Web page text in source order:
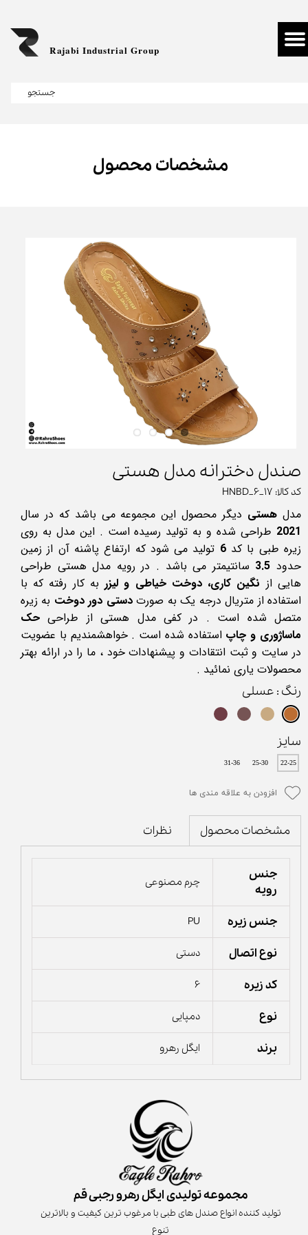
جستجو
Rajabi Industrial Group
مشخصات محصول
صندل دخترانه مدل هستی
کد کالا: HNBD_6_17
مدل هستی دیگر محصول این مجموعه می باشد که در سال
2021 طراحی شده و به تولید رسیده است . این مدل به روی
زیره طبی با کد6 تولید می شود که ارتفاع پاشنه آن از زمین
حدود 3.5 سانتیمتر می باشد . در رویه مدل هستی طراحی
هایی از نگین کاری، دوخت خیاطی و لیزربه کار رفته که با
استفاده از متریال درجه یک به صورتدستی دور دوخت به زیره
متصل شده است . در کفی مدل هستی از طراحی حک
ماساژوری و چاپ استفاده شده است . خواهشمندیم با عضویت
در سایت و ثبت انتقادات و پیشنهادات خود ، ما را در ارائه بهتر
محصولات یاری نمائید .
رنگ : عسلی
سایز
22-25
25-30
31-36
افزودن به علاقه مندی ها
مشخصات محصول نظرات
جنس
رویه
چرم مصنوعی
جنس زیره PU
نوع اتصال دستی
کد زیره 6
نوع دمپایی
برند ایگل رهرو
مجموعه تولیدی ایگل رهرو رجبی قم
تولید کننده انواع صندل های طبی با مرغوب ترین کیفیت و بالاترین
تنوع